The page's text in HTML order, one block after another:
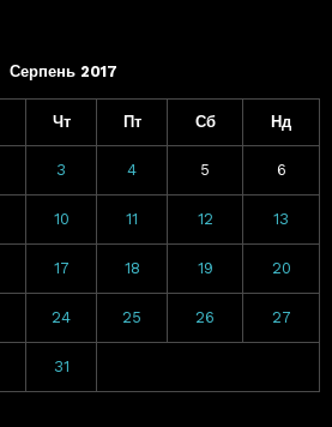
Серпень 2017
Чт Пт Сб Нд
3 4 5 6
10 11 12 13
17 18 19 20
24 25 26 27
31